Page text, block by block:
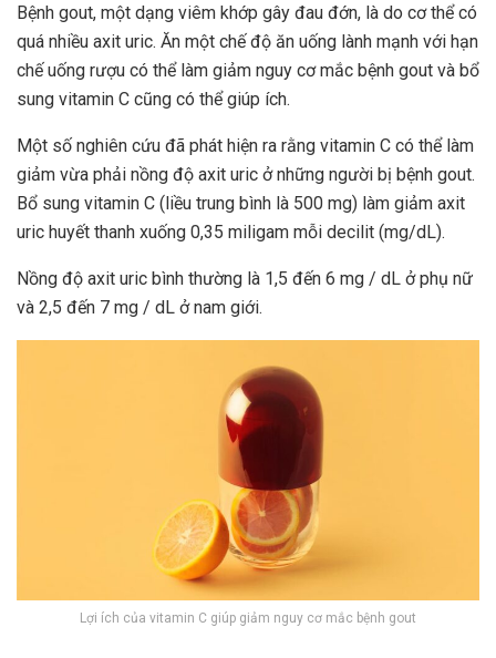
Bệnh gout, một dạng viêm khớp gây đau đớn, là do cơ thể có
quá nhiều axit uric. Ăn một chế độ ăn uống lành mạnh với hạn
chế uống rượu có thể làm giảm nguy cơ mắc bệnh gout và bổ
sung vitamin C cũng có thể giúp ích.
Một số nghiên cứu đã phát hiện ra rằng vitamin C có thể làm
giảm vừa phải nồng độ axit uric ở những người bị bệnh gout.
Bổ sung vitamin C (liều trung bình là 500 mg) làm giảm axit
uric huyết thanh xuống 0,35 miligam mỗi decilit (mg/dL).
Nồng độ axit uric bình thường là 1,5 đến 6 mg / dL ở phụ nữ
và 2,5 đến 7 mg / dL ở nam giới.
Lợi ích của vitamin C giúp giảm nguy cơ mắc bệnh gout